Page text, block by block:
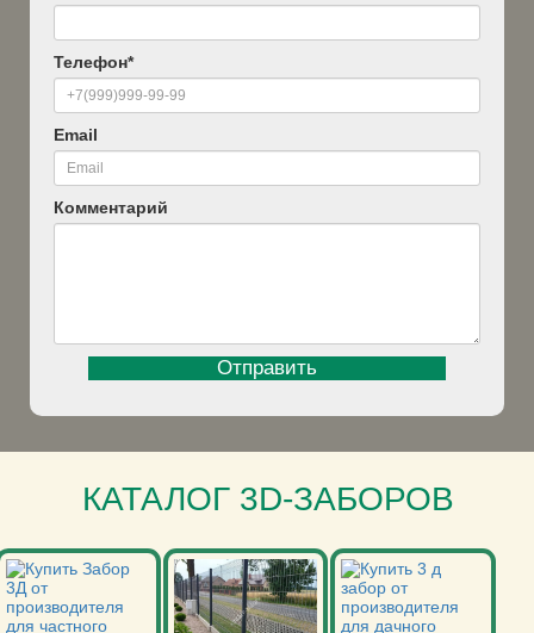
Телефон*
Email
Комментарий
КАТАЛОГ 3D-ЗАБОРОВ